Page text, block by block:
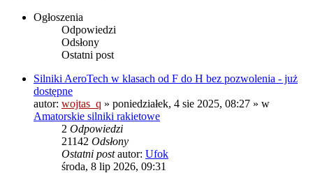
Ogłoszenia
Odpowiedzi
Odsłony
Ostatni post
Silniki AeroTech w klasach od F do H bez pozwolenia - już
dostępne
autor: wojtas_q » poniedziałek, 4 sie 2025, 08:27 » w
Amatorskie silniki rakietowe
2 Odpowiedzi
21142 Odsłony
Ostatni postautor: Ufok
środa, 8 lip 2026, 09:31